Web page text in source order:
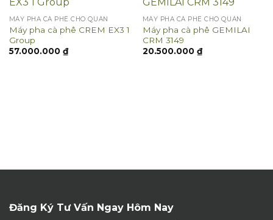
MÁY PHA CÀ PHÊ CHO QUÁN
Máy pha cà phê CREM EX3 1
Group
57.000.000 ₫
MÁY PHA CÀ PHÊ CHO QUÁN
Máy pha cà phê GEMILAI
CRM 3149
20.500.000 ₫
Đăng Ký Tư Vấn Ngay Hôm Nay